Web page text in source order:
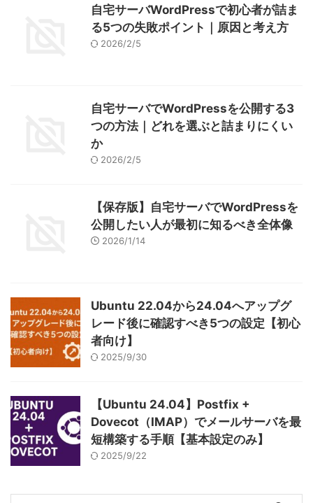
自宅サーバWordPressで初心者が詰ま
る5つの失敗ポイント｜原因と考え方
2026/2/5
自宅サーバでWordPressを公開する3
つの方法｜どれを選ぶと詰まりにくい
か
2026/2/5
【保存版】自宅サーバでWordPressを
公開したい人が最初に知るべき全体像
2026/1/14
Ubuntu 22.04から24.04へアップグ
レード後に確認すべき5つの設定【初心
者向け】
2025/9/30
【Ubuntu 24.04】Postfix +
Dovecot（IMAP）でメールサーバを最
短構築する手順【基本設定のみ】
2025/9/22